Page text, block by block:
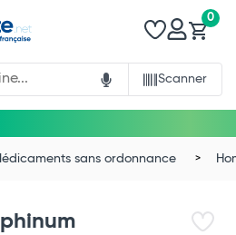
Scanner
0
sans ordonnance